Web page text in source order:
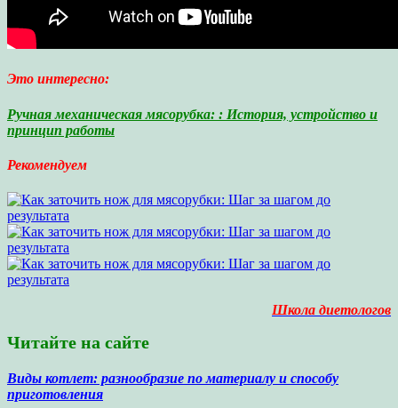
Это интересно:
Ручная механическая мясорубка: : История, устройство и
принцип работы
Рекомендуем
Школа диетологов
Читайте на сайте
Виды котлет: разнообразие по материалу и способу
приготовления